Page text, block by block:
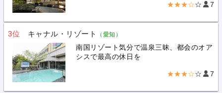
★★★☆☆ 7
3位 キャナル・リゾート （愛知）
南国リゾート気分で温泉三昧、都会のオア
シスで最高の休日を
★★★☆☆ 7